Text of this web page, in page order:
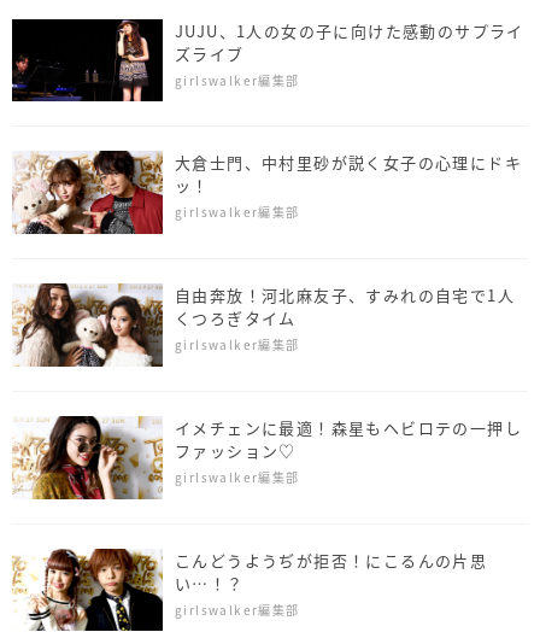
JUJU、1人の女の子に向けた感動のサプライ
ズライブ
girlswalker編集部
大倉士門、中村里砂が説く女子の心理にドキ
ッ！
girlswalker編集部
自由奔放！河北麻友子、すみれの自宅で1人
くつろぎタイム
girlswalker編集部
イメチェンに最適！森星もヘビロテの一押し
ファッション♡
girlswalker編集部
こんどうようぢが拒否！にこるんの片思
い…！？
girlswalker編集部